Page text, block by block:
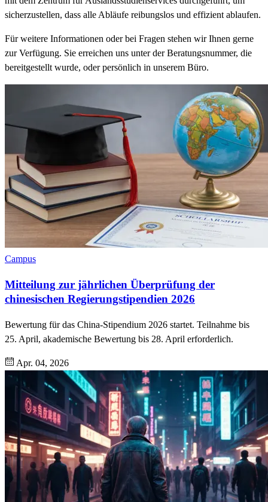
sicherzustellen, dass alle Abläufe reibungslos und effizient ablaufen.
Für weitere Informationen oder bei Fragen stehen wir Ihnen gerne
zur Verfügung. Sie erreichen uns unter der Beratungsnummer, die
bereitgestellt wurde, oder persönlich in unserem Büro.
Campus
Mitteilung zur jährlichen Überprüfung der
chinesischen Regierungstipendien 2026
Bewertung für das China-Stipendium 2026 startet. Teilnahme bis
25. April, akademische Bewertung bis 28. April erforderlich.
Apr. 04, 2026